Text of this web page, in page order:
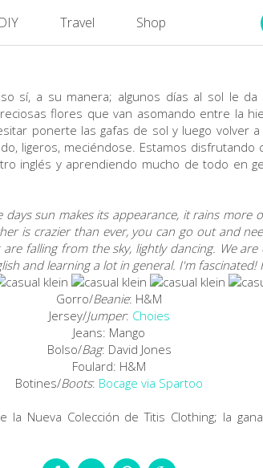
DIY Travel Shop
sí, a su manera; algunos días al sol le
flores que van asomando entre la
ponerte las gafas de sol y luego volver
ligeros, meciéndose. Estamos disfrutando
inglés y aprendiendo mucho de todo en
sun makes its appearance, it rains more
is crazier than ever, you can go out and
falling from the sky, lightly dancing. We
and learning a lot in general. I'm fascinated!
Gorro/Beanie: H&M
Jersey/Jumper: Choies
Jeans: Mango
Bolso/Bag: David Jones
Foulard: H&M
Botines/Boots: Bocage via Spartoo
la Nueva Colección de Titis Clothing; la